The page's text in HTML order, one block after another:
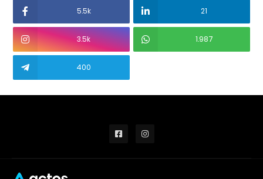
5.5k 21
3.5k 1.987
400